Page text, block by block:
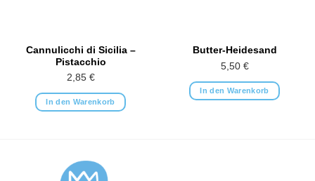
Cannulicchi di Sicilia –
Pistacchio
2,85 €
In den Warenkorb
Butter-Heidesand
5,50 €
In den Warenkorb